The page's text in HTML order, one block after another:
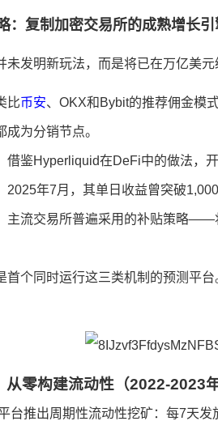
：复制加密交易所的成熟增长引
未发明新玩法，而是将已在万亿美
比币安、OKX和Bybit的推荐佣金模
成为分销节点。
借鉴Hyperliquid在DeFi中的做法，
2025年7月，其单日收益曾突破
主流交易所普遍采用的补贴策略——
首个同时运行这三类机制的预测平
从零构建流动性（2022-2023
台推出周期性流动性挖矿：每7天